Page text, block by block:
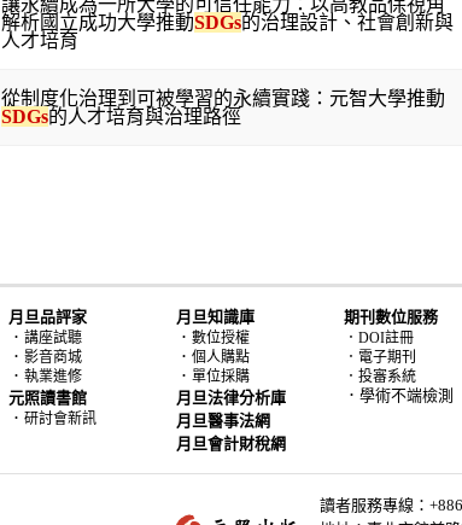
解析國立成功大學推動SDGs的治理設計、社會創新與
人才培育
從制度化治理到可被學習的永續實踐：元智大學推動
SDGs的人才培育與治理路徑
月旦品評家
． 講座試聽
． 影音商城
． 執業進修
元照讀書館
． 研討會新訊
月旦知識庫
． 數位授權
． 個人購點
． 單位採購
月旦法律分析庫
月旦醫事法網
月旦會計財稅網
期刊數位服務
．DOI註冊
．電子期刊
．投審系統
．學術不端檢測
讀者服務專線：